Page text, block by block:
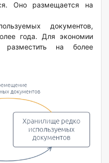
Оно размещается на
документов,
года. Для экономии
на более